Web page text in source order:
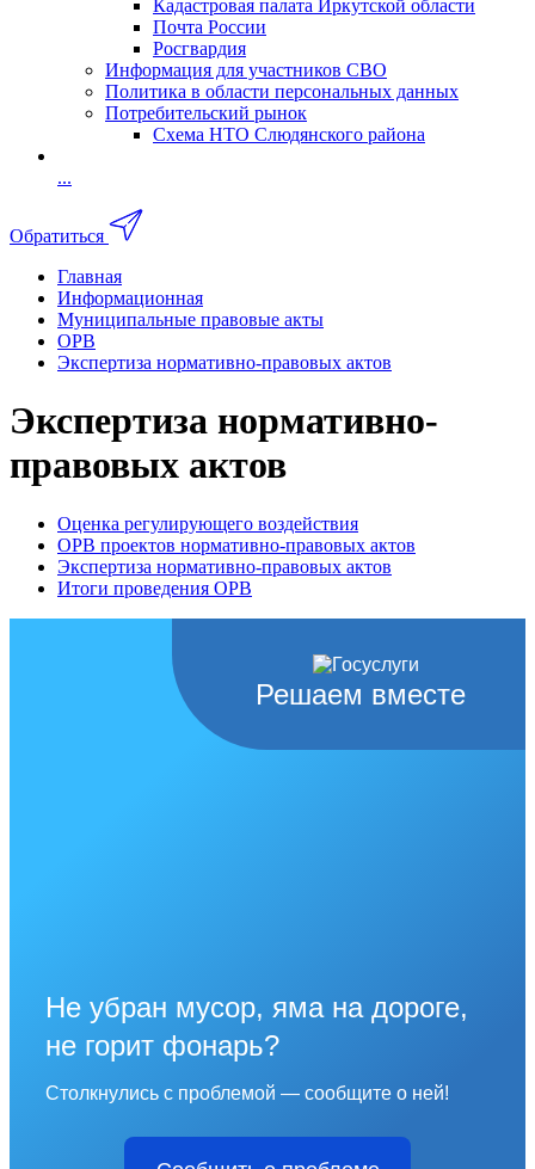
Кадастровая палата Иркутской области
Почта России
Росгвардия
Информация для участников СВО
Политика в области персональных данных
Потребительский рынок
Схема НТО Слюдянского района
...
Обратиться
Главная
Информационная
Муниципальные правовые акты
ОРВ
Экспертиза нормативно-правовых актов
Экспертиза нормативно-
правовых актов
Оценка регулирующего воздействия
ОРВ проектов нормативно-правовых актов
Экспертиза нормативно-правовых актов
Итоги проведения ОРВ
Решаем вместе
Не убран мусор, яма на дороге,
не горит фонарь?
Столкнулись с проблемой — сообщите о ней!